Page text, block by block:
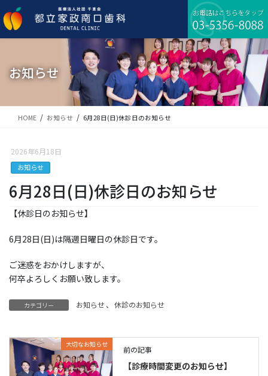
ン
テ
ビ
ゲ
移
お知らせ
HOME お知らせ 6月28日(日)休診日のお知らせ
2026年6月18日
お知らせ
6月28日(日)休診日のお知らせ
【休診日のお知らせ】
6月28日(日)は隔週日曜日の休診日です。
ご迷惑をおかけしますが、
何卒よろしくお願い致します。
カテゴリー お知らせ、 休診のお知らせ
大切なお知らせ
前の記事
【診療時間変更のお知らせ】